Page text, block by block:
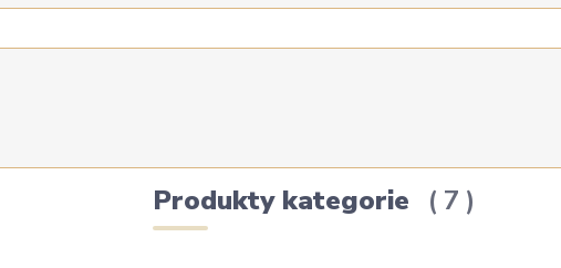
Produkty kategorie 7